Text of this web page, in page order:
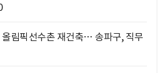
림픽선수촌 재건축… 송파구, 직무